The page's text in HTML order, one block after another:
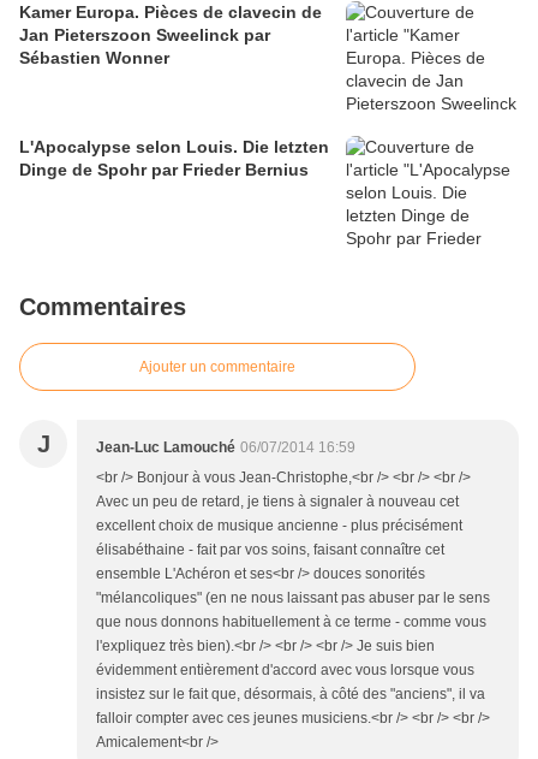
Kamer Europa. Pièces de clavecin de
Jan Pieterszoon Sweelinck par
Sébastien Wonner
L'Apocalypse selon Louis. Die letzten
Dinge de Spohr par Frieder Bernius
Commentaires
Ajouter un commentaire
J Jean-Luc Lamouché 06/07/2014 16:59
<br /> Bonjour à vous Jean-Christophe,<br /> <br /> <br />
Avec un peu de retard, je tiens à signaler à nouveau cet
excellent choix de musique ancienne - plus précisément
élisabéthaine - fait par vos soins, faisant connaître cet
ensemble L'Achéron et ses<br /> douces sonorités
"mélancoliques" (en ne nous laissant pas abuser par le sens
que nous donnons habituellement à ce terme - comme vous
l'expliquez très bien).<br /> <br /> <br /> Je suis bien
évidemment entièrement d'accord avec vous lorsque vous
insistez sur le fait que, désormais, à côté des "anciens", il va
falloir compter avec ces jeunes musiciens.<br /> <br /> <br />
Amicalement<br />